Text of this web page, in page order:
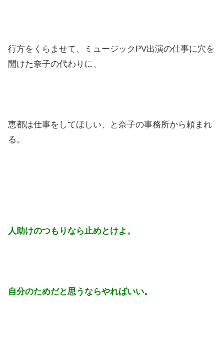
行方をくらませて、ミュージックPV出演の仕事に穴を
開けた奈子の代わりに、
恵都は仕事をしてほしい、と奈子の事務所から頼まれ
る。
人助けのつもりなら止めとけよ。
自分のためだと思うならやればいい。